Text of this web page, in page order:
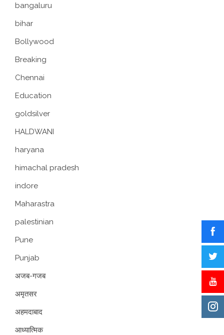
bangaluru
bihar
Bollywood
Breaking
Chennai
Education
goldsilver
HALDWANI
haryana
himachal pradesh
indore
Maharastra
palestinian
Pune
Punjab
अजब-गजब
अमृतसर
अहमदाबाद
आध्यात्मिक